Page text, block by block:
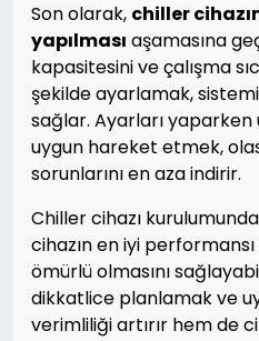
Son olarak, chiller
yapılması aşamasına
kapasitesini ve çalışma
şekilde ayarlamak,
sağlar. Ayarları
uygun hareket etmek,
sorunlarını en aza indirir.
Chiller cihazı
cihazın en iyi
ömürlü olmasını
dikkatlice planlamak ve
verimliliği artırır hem de